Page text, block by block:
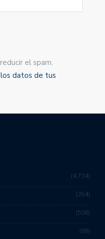
el spam.
datos de tus
4,734
354
506
89